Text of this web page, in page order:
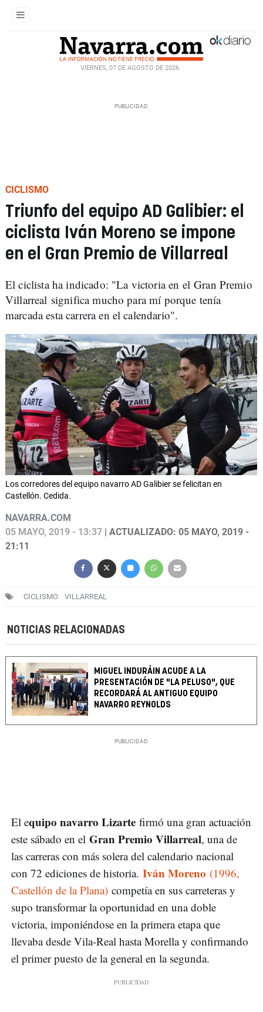
VIERNES, 07 DE AGOSTO DE 2026
CICLISMO
Triunfo del equipo AD Galibier: el
ciclista Iván Moreno se impone
en el Gran Premio de Villarreal
El ciclista ha indicado: "La victoria en el Gran Premio
Villarreal significa mucho para mí porque tenía
marcada esta carrera en el calendario".
Los corredores del equipo navarro AD Galibier se felicitan en
Castellón. Cedida.
NAVARRA.COM
05 MAYO, 2019 - 13:37 | ACTUALIZADO: 05 MAYO, 2019 -
21:11
CICLISMO VILLARREAL
NOTICIAS RELACIONADAS
MIGUEL INDURÁIN ACUDE A LA
PRESENTACIÓN DE "LA PELUSO", QUE
RECORDARÁ AL ANTIGUO EQUIPO
NAVARRO REYNOLDS
El equipo navarro Lizarte firmó una gran actuación
este sábado en el Gran Premio Villarreal, una de
las carreras con más solera del calendario nacional
con 72 ediciones de historia. Iván Moreno (1996,
Castellón de la Plana) competía en sus carreteras y
supo transformar la oportunidad en una doble
victoria, imponiéndose en la primera etapa que
llevaba desde Vila-Real hasta Morella y confirmando
el primer puesto de la general en la segunda.